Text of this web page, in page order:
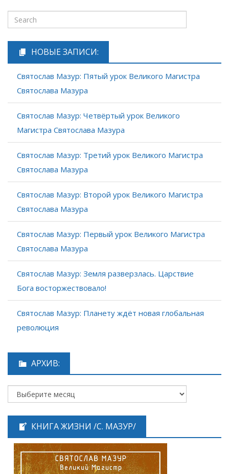
НОВЫЕ ЗАПИСИ:
Святослав Мазур: Пятый урок Великого Магистра
Святослава Мазура
Святослав Мазур: Четвёртый урок Великого
Магистра Святослава Мазура
Святослав Мазур: Третий урок Великого Магистра
Святослава Мазура
Святослав Мазур: Второй урок Великого Магистра
Святослава Мазура
Святослав Мазур: Первый урок Великого Магистра
Святослава Мазура
Святослав Мазур: Земля разверзлась. Царствие
Бога восторжествовало!
Святослав Мазур: Планету ждёт новая глобальная
революция
АРХИВ:
КНИГА ЖИЗНИ /С. МАЗУР/